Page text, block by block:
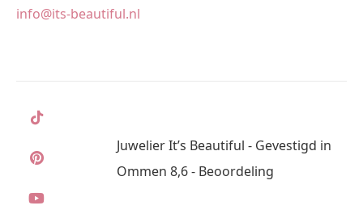
info@its-beautiful.nl
Juwelier It’s Beautiful - Gevestigd in
Ommen 8,6 - Beoordeling